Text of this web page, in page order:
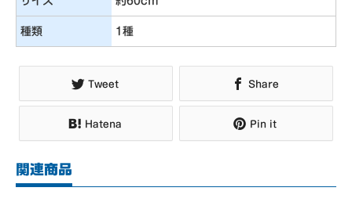
種類 1種
Tweet Share
Hatena Pin it
関連商品